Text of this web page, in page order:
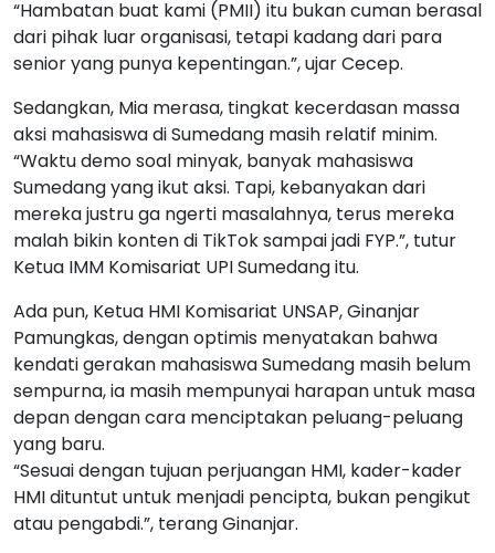
“Hambatan buat kami (PMII) itu bukan cuman berasal
dari pihak luar organisasi, tetapi kadang dari para
senior yang punya kepentingan.”, ujar Cecep.
Sedangkan, Mia merasa, tingkat kecerdasan massa
aksi mahasiswa di Sumedang masih relatif minim.
“Waktu demo soal minyak, banyak mahasiswa
Sumedang yang ikut aksi. Tapi, kebanyakan dari
mereka justru ga ngerti masalahnya, terus mereka
malah bikin konten di TikTok sampai jadi FYP.”, tutur
Ketua IMM Komisariat UPI Sumedang itu.
Ada pun, Ketua HMI Komisariat UNSAP, Ginanjar
Pamungkas, dengan optimis menyatakan bahwa
kendati gerakan mahasiswa Sumedang masih belum
sempurna, ia masih mempunyai harapan untuk masa
depan dengan cara menciptakan peluang-peluang
yang baru.
“Sesuai dengan tujuan perjuangan HMI, kader-kader
HMI dituntut untuk menjadi pencipta, bukan pengikut
atau pengabdi.”, terang Ginanjar.